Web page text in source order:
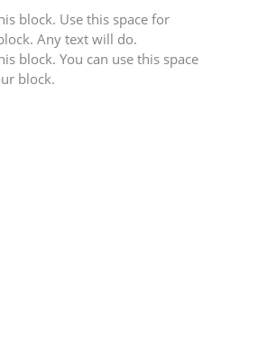
block. Use this space for
Any text will do.
block. You can use this space
block.